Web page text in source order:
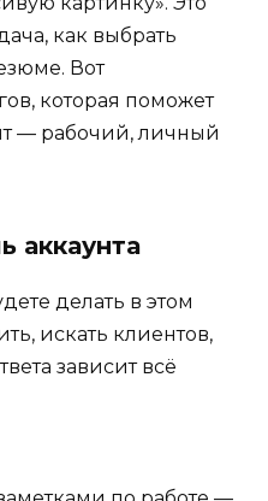
как выбрать
Вот
которая поможет
— рабочий, личный
аккаунта
делать в этом
искать клиентов,
зависит всё